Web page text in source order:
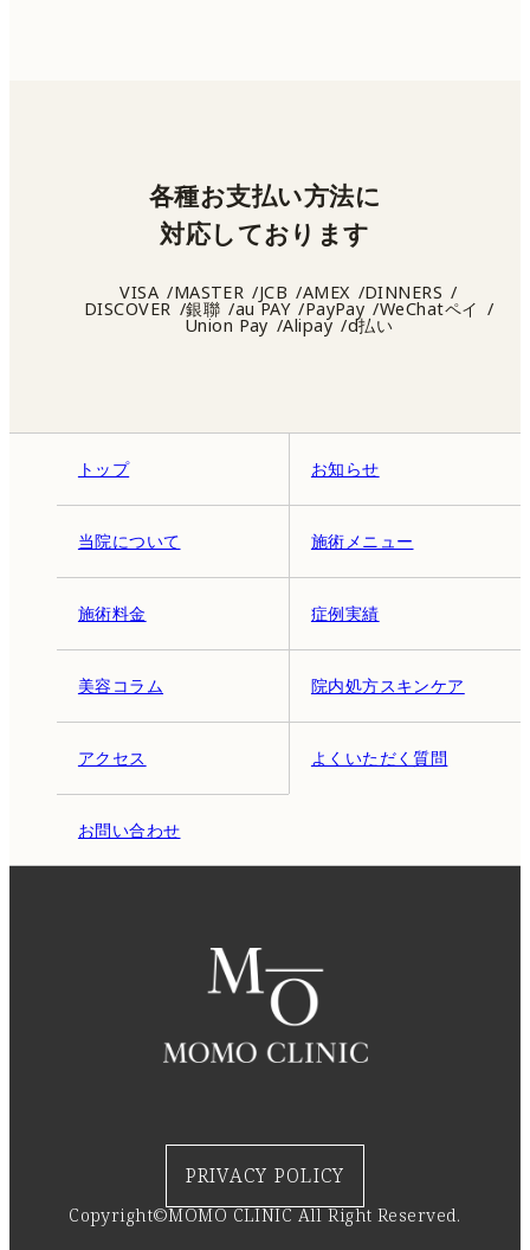
トップ お知らせ
当院について 施術メニュー
施術料金 症例実績
美容コラム 院内処方スキンケア
アクセス よくいただく質問
お問い合わせ
各種お支払い方法に
対応しております
VISA MASTER JCB AMEX DINNERS
DISCOVER 銀聯 au PAY PayPay WeChatペイ
Union Pay Alipay d払い
PRIVACY POLICY
Copyright©MOMO CLINIC All Right Reserved.